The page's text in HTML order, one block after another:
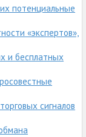
потенциальные
«экспертов»,
и бесплатных
сигналов